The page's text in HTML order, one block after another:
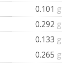
0.101 g
0.292 g
0.133 g
0.265 g